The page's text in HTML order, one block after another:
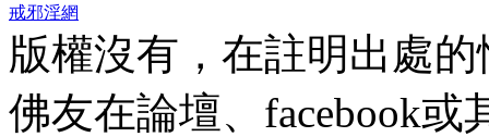
戒邪淫網
版權沒有，在註明出處
佛友在論壇、facebook